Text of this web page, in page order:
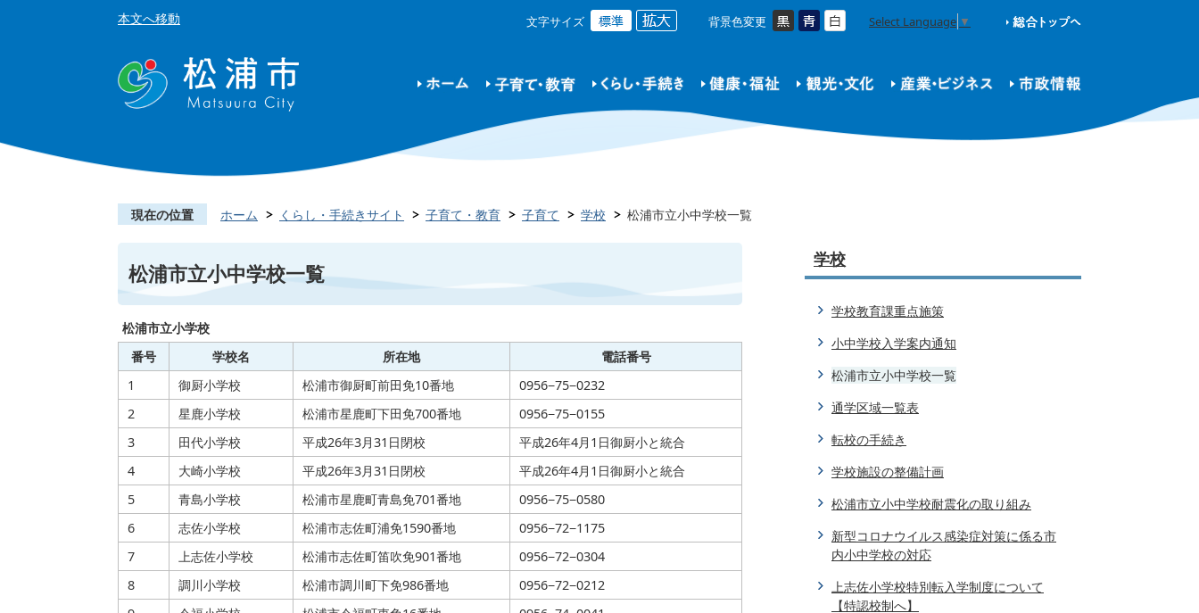
本文へ移動 文字サイズ 背景色変更 Select Language ▼
現在の位置 ホーム くらし・手続きサイト 子育て・教育 子育て 学校 松浦市立小中学校一覧
松浦市立小中学校一覧
松浦市立小学校
番号
学校名 所在地
電話番号
1
御厨小学校 松浦市御厨町前田免10番地
0956−75−0232
2
星鹿小学校 松浦市星鹿町下田免700番地
0956−75−0155
3
田代小学校 平成26年3月31日閉校
平成26年4月1日御厨小と統合
4
大崎小学校 平成26年3月31日閉校
平成26年4月1日御厨小と統合
5
青島小学校 松浦市星鹿町青島免701番地
0956−75−0580
6
志佐小学校 松浦市志佐町浦免1590番地
0956−72−1175
7
上志佐小学校 松浦市志佐町笛吹免901番地
0956−72−0304
8
調川小学校 松浦市調川町下免986番地
0956−72−0212
学校
学校教育課重点施策
小中学校入学案内通知
松浦市立小中学校一覧
通学区域一覧表
転校の手続き
学校施設の整備計画
松浦市立小中学校耐震化の取り組み
新型コロナウイルス感染症対策に係る市
内小中学校の対応
上志佐小学校特別転入学制度について
【特認校制へ】